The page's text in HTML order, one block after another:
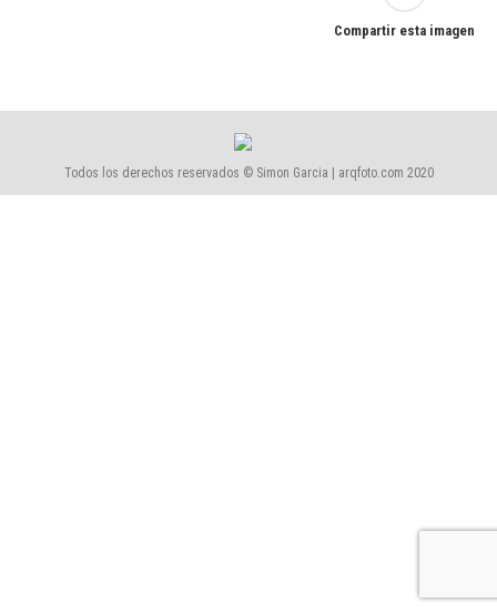
Compartir esta imagen
Todos los derechos reservados © Simon Garcia | arqfoto.com 2020